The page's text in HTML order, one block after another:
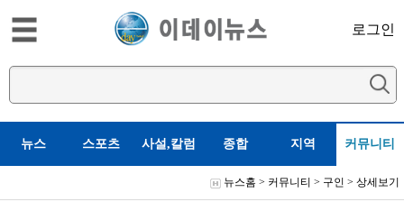
로그인
뉴스 스포츠 사설,칼럼 종합 지역 커뮤니티
뉴스홈 > 커뮤니티 > 구인 > 상세보기